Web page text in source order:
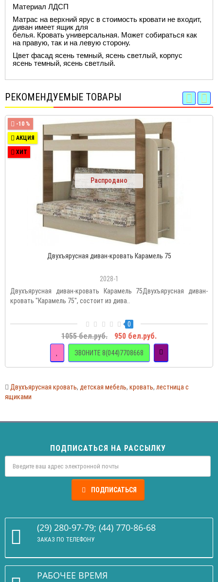
Материал ЛДСП
Матрас на верхний ярус в стоимость кровати не входит,
диван имеет ящик для
белья. Кровать универсальная. Может собираться как
на правую, так и на левую сторону.
Цвет фасад ясень темный, ясень светлый, корпус
ясень темный, ясень светлый.
РЕКОМЕНДУЕМЫЕ ТОВАРЫ
-10 %
АКЦИЯ
ХИТ
Распродано
Двухъярусная диван-кровать Карамель 75
2028-1
Двухъярусная диван-кровать Карамель 75Двухъярусная диван-
кровать "Карамель 75", состоит из дива..
0
1055 бел.руб. 950 бел.руб.
ЗВОНИТЕ 8(044)7708668
Двухъярусная кровать, детская мебель, кровать, лестница с
ящиками
ПОДПИСАТЬСЯ НА РАССЫЛКУ
ПОДПИСАТЬСЯ
(29) 280-97-79; (44) 770-86-68
ЗАКАЗ ПО ТЕЛЕФОНУ
РАБОЧЕЕ ВРЕМЯ